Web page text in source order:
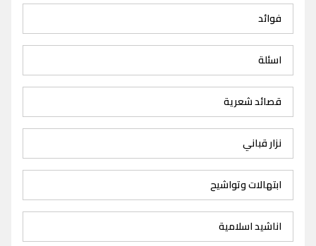
فوائد
اسئلة
قصائد شعرية
نزار قباني
ابتهالات وتواشيح
اناشيد اسلامية